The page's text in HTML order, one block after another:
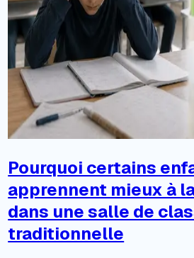
Pourquoi certains
apprennent mieux à
dans une salle de
traditionnelle